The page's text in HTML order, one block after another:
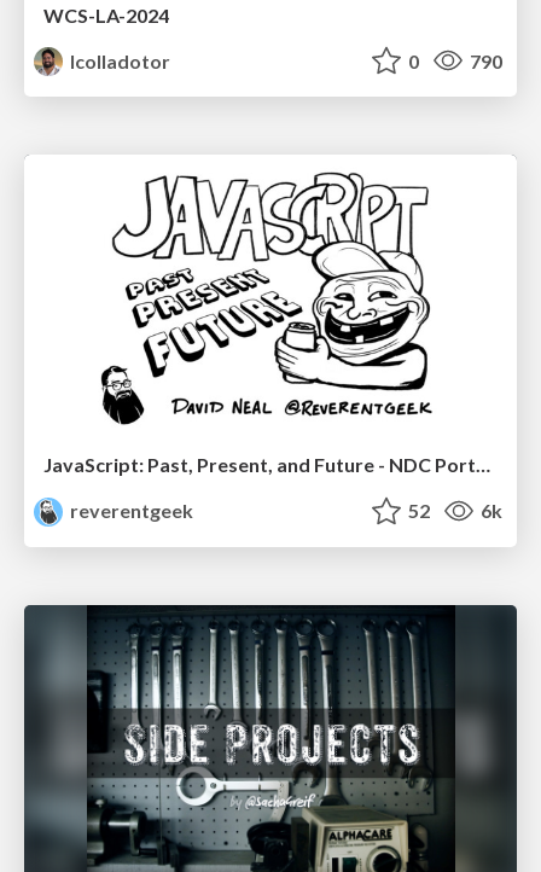
WCS-LA-2024
lcolladotor
0 790
JavaScript: Past, Present, and Future - NDC Porto 2020
reverentgeek
52 6k